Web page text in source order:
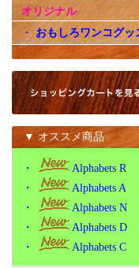
オリジナル
・ おもしろワンコグッ
▼ オススメ商品
・
Alphabets R
・
Alphabets A
・
Alphabets N
・
Alphabets D
・
Alphabets C